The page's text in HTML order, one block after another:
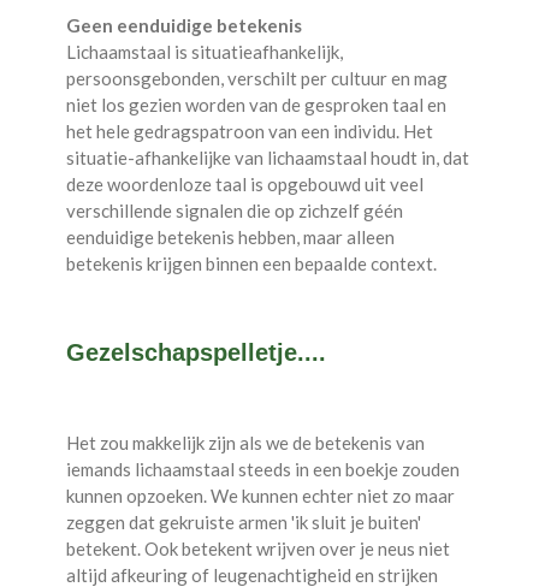
Geen eenduidige betekenis
Lichaamstaal is situatieafhankelijk,
persoonsgebonden, verschilt per cultuur en mag
niet los gezien worden van de gesproken taal en
het hele gedragspatroon van een individu. Het
situatie-afhankelijke van lichaamstaal houdt in, dat
deze woordenloze taal is opgebouwd uit veel
verschillende signalen die op zichzelf géén
eenduidige betekenis hebben, maar alleen
betekenis krijgen binnen een bepaalde context.
Gezelschapspelletje....
Het zou makkelijk zijn als we de betekenis van
iemands lichaamstaal steeds in een boekje zouden
kunnen opzoeken. We kunnen echter niet zo maar
zeggen dat gekruiste armen 'ik sluit je buiten'
betekent. Ook betekent wrijven over je neus niet
altijd afkeuring of leugenachtigheid en strijken